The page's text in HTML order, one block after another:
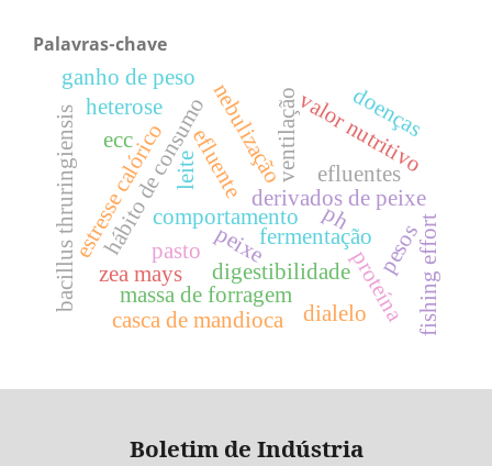
Palavras-chave
peixe
derivados de peixe
hábito de consumocomportamento
estresse calórico nebulizaçãoventilação
digestibilidade
efluente
fermentação
ph
proteína
bacillus thruringiensis massa de forragem
zea mays
valor nutritivo
casca de mandioca
efluentes
pesos
ganho de peso
pasto
doenças
leite
ecc
fishing effort
dialelo
heterose
Boletim de Indústria